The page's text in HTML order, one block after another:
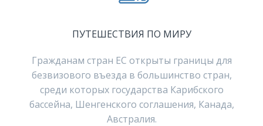
ПУТЕШЕСТВИЯ ПО МИРУ
Гражданам стран ЕС открыты границы для
безвизового въезда в большинство стран,
среди которых государства Карибского
бассейна, Шенгенского соглашения, Канада,
Австралия.